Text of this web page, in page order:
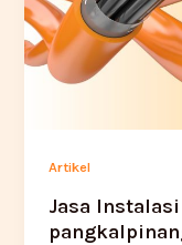
Artikel
Jasa